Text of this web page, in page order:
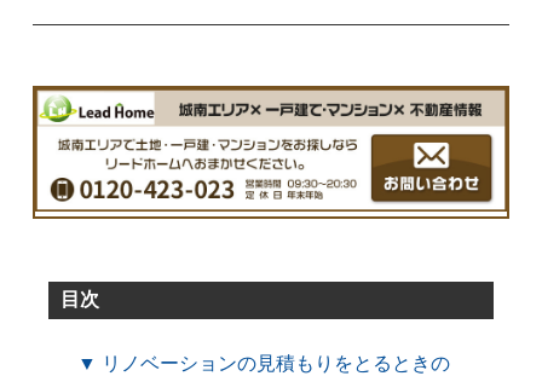
目次
▼ リノベーションの見積もりをとるときの